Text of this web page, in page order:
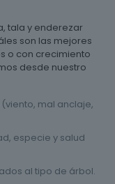
tala y enderezar
son las mejores
o con crecimiento
desde nuestro
mal anclaje,
especie y salud
al tipo de árbol.